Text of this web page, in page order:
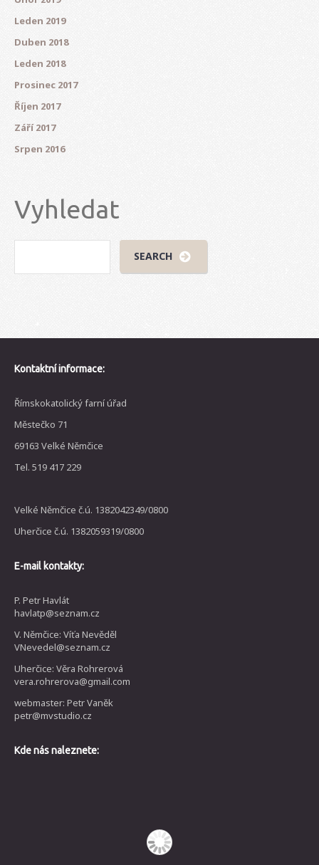
Leden 2019
Duben 2018
Leden 2018
Prosinec 2017
Říjen 2017
Září 2017
Srpen 2016
Vyhledat
Kontaktní informace:
Římskokatolický farní úřad
Městečko 71
69163 Velké Němčice
Tel. 519 417 229
Velké Němčice č.ú. 1382042349/0800
Uherčice č.ú. 1382059319/0800
E-mail kontakty:
P. Petr Havlát
havlatp@seznam.cz
V. Němčice: Víťa Nevěděl
VNevedel@seznam.cz
Uherčice: Věra Rohrerová
vera.rohrerova@gmail.com
webmaster: Petr Vaněk
petr@mvstudio.cz
Kde nás naleznete: